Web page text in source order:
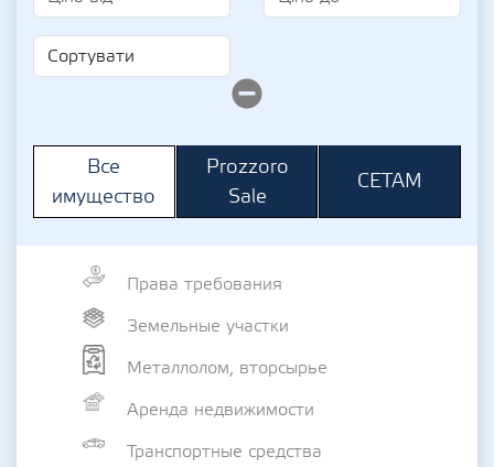
Все
имущество
Prozzoro
Sale
СЕТАМ
Права требования
Земельные участки
Металлолом, вторсырье
Аренда недвижимости
Транспортные средства